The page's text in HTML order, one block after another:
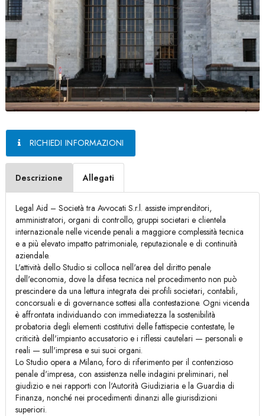
RICHIEDI INFORMAZIONI
Descrizione Allegati
Legal Aid – Società tra Avvocati S.r.l. assiste imprenditori,
amministratori, organi di controllo, gruppi societari e clientela
internazionale nelle vicende penali a maggiore complessità tecnica
e a più elevato impatto patrimoniale, reputazionale e di continuità
aziendale.
L'attività dello Studio si colloca nell'area del diritto penale
dell'economia, dove la difesa tecnica nel procedimento non può
prescindere da una lettura integrata dei profili societari, contabili,
concorsuali e di governance sottesi alla contestazione. Ogni vicenda
è affrontata individuando con immediatezza la sostenibilità
probatoria degli elementi costitutivi delle fattispecie contestate, le
criticità dell'impianto accusatorio e i riflessi cautelari — personali e
reali — sull'impresa e sui suoi organi.
Lo Studio opera a Milano, foro di riferimento per il contenzioso
penale d'impresa, con assistenza nelle indagini preliminari, nel
giudizio e nei rapporti con l'Autorità Giudiziaria e la Guardia di
Finanza, nonché nei procedimenti dinanzi alle giurisdizioni
superiori.